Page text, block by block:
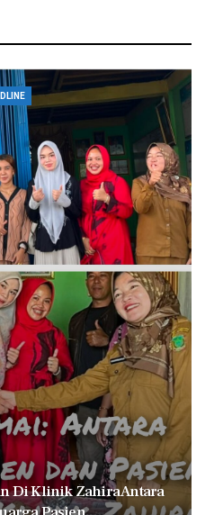
Di Klinik Zahira Antara